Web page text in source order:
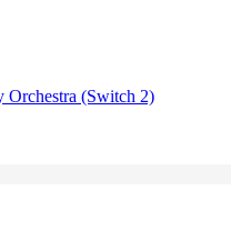
Orchestra (Switch 2)